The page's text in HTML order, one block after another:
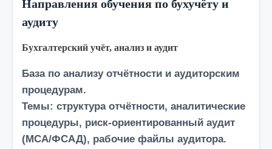
Направления обучения по бухучёту и
аудиту
Бухгалтерский учёт, анализ и аудит
Базапо анализу отчётности и аудиторским
процедурам.
Темы: структура отчётности, аналитические
процедуры, риск-ориентированный аудит
(МСА/ФСАД), рабочие файлы аудитора.